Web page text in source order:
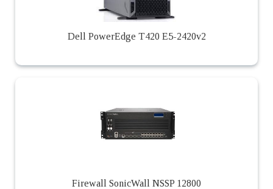
Dell PowerEdge T420 E5-2420v2
Firewall SonicWall NSSP 12800